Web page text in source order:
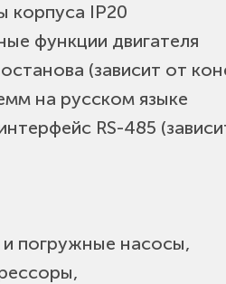
корпуса IP20
функции двигателя
(зависит от
на русском языке
RS-485
погружные насосы,